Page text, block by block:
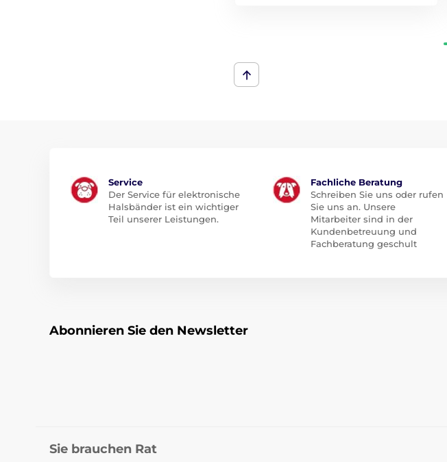
Service
Der Service für elektronische
Halsbänder ist ein wichtiger
Teil unserer Leistungen.
Fachliche Beratung
Schreiben Sie uns oder rufen
Sie uns an. Unsere
Mitarbeiter sind in der
Kundenbetreuung und
Fachberatung geschult
Abonnieren Sie den Newsletter
Sie brauchen Rat